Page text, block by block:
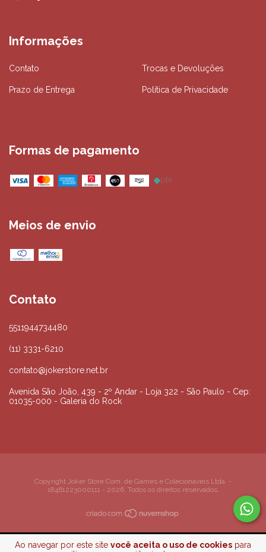
Ao navegar por este site você aceita o uso de cookies para
Informações
Contato Trocas e Devoluções
Prazo de Entrega Política de Privacidade
Formas de pagamento
Meios de envio
Contato
5511944734480
(11) 3331-6210
contato@jokerstore.net.br
Avenida São João, 439 - 2º Andar - Loja 322 - São Paulo - Cep:
01035-000 - Galeria do Rock
Copyright Joker Store Com. de Games e Colecionáveis Ltda. -
18461223000111 - 2026. Todos os direitos reservados.